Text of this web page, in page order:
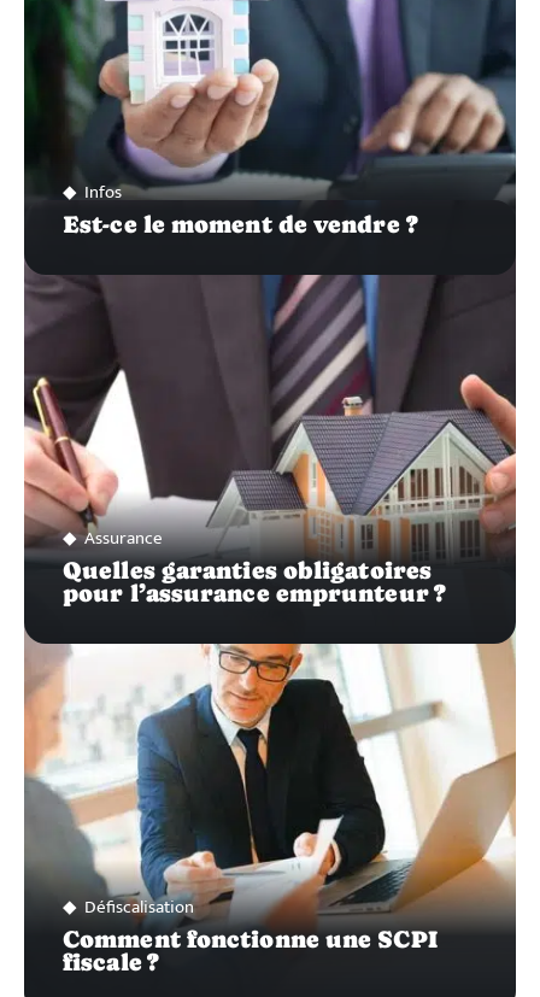
Infos
Est-ce le moment de vendre ?
Assurance
Quelles garanties obligatoires
pour l’assurance emprunteur ?
Défiscalisation
Comment fonctionne une SCPI
fiscale ?